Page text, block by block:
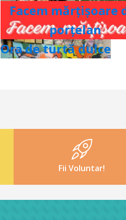
Facem mărțișoare
porțelan
Ora de turtă dulce
Fii Voluntar!